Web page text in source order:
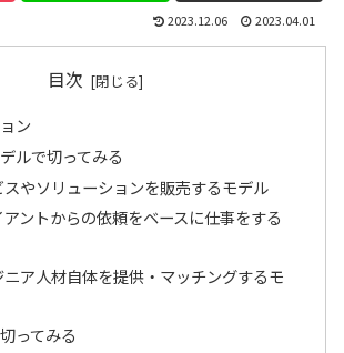
2023.12.06 2023.04.01
目次
ン
ルで切ってみる
やソリューションを販売するモデル
ントからの依頼をベースに仕事をする
ア人材自体を提供・マッチングするモ
ってみる